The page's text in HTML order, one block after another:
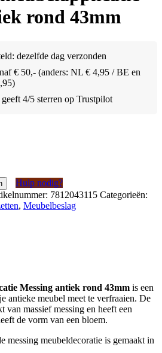
rond 43mm
dezelfde dag verzonden
€ 50,- (anders: NL € 4,95 / BE en
4/5 sterren op Trustpilot
Hulp nodig?
7812043115 Categorieën:
, Meubelbeslag
Messing antiek rond 43mm is een
antieke meubel meet te verfraaien. De
van massief messing en heeft een
de vorm van een bloem.
messing meubeldecoratie is gemaakt in